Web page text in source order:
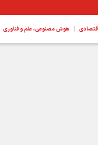
| هوش مصنوعی، علم و فناوری